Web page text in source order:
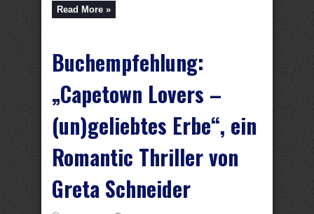
Read More »
Buchempfehlung:
„Capetown Lovers –
(un)geliebtes Erbe“, ein
Romantic Thriller von
Greta Schneider